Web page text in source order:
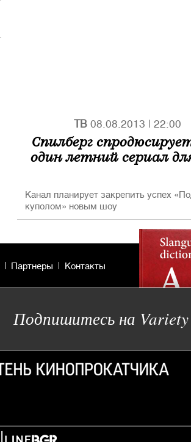
ТВ 08.08.2013 22:00
Спилберг
один летний сериал
Канал планирует закрепить успех
куполом» новым шоу
Партнеры Контакты
Подпишитесь на Variety